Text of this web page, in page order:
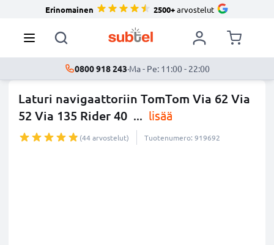
Erinomainen 2500+arvostelut
0800 918 243·Ma - Pe: 11:00 - 22:00
Laturi navigaattoriin TomTom Via 62 Via
52 Via 135 Rider 40 ... lisää
(44 arvostelut) Tuotenumero: 919692